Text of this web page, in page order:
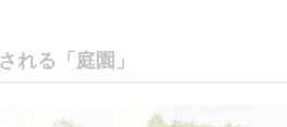
れる「庭園」